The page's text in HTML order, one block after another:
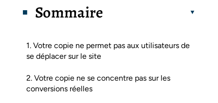
Sommaire
1. Votre copie ne permet pas aux utilisateurs de
se déplacer sur le site
2. Votre copie ne se concentre pas sur les
conversions réelles